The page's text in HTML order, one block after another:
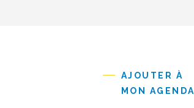
AJOUTER À
MON AGENDA